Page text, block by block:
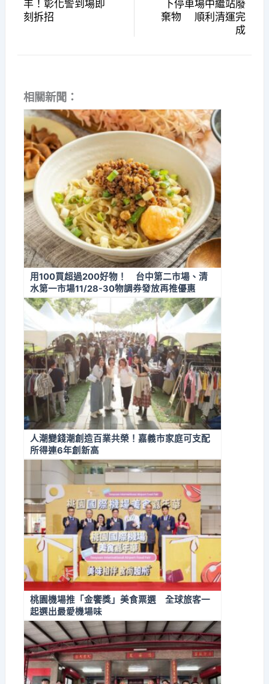
羊！彰化警到場即
刻拆招
下停車場中繼站廢
棄物 順利清運完
成
相關新聞：
用100買超過200好物！ 台中第二市場、清
水第一市場11/28-30物調券發放再推優惠
人潮變錢潮創造百業共榮！嘉義市家庭可支配
所得連6年創新高
桃園機場推「金饗獎」美食票選 全球旅客一
起選出最愛機場味